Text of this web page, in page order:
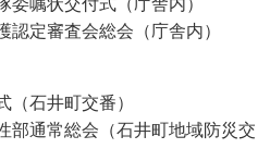
定審査会総会（庁舎内）
石井町交番）
通常総会（石井町地域防災交